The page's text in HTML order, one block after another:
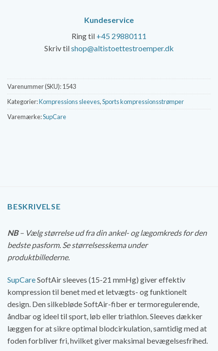
Kundeservice
Ring til +45 29880111
Skriv tilshop@altistoettestroemper.dk
Varenummer (SKU):1543
Kategorier:Kompressions sleeves,Sports kompressionsstrømper
Varemærke:SupCare
BESKRIVELSE
NB– Vælg størrelse ud fra din ankel- og lægomkreds for den
bedste pasform. Se størrelsesskema under
produktbillederne.
SupCareSoftAir sleeves (15-21 mmHg) giver effektiv
kompression til benet med et letvægts- og funktionelt
design. Den silkebløde SoftAir-fiber er termoregulerende,
åndbar og ideel til sport, løb eller triathlon. Sleeves dækker
læggen for at sikre optimal blodcirkulation, samtidig med at
foden forbliver fri, hvilket giver maksimal bevægelsesfrihed.